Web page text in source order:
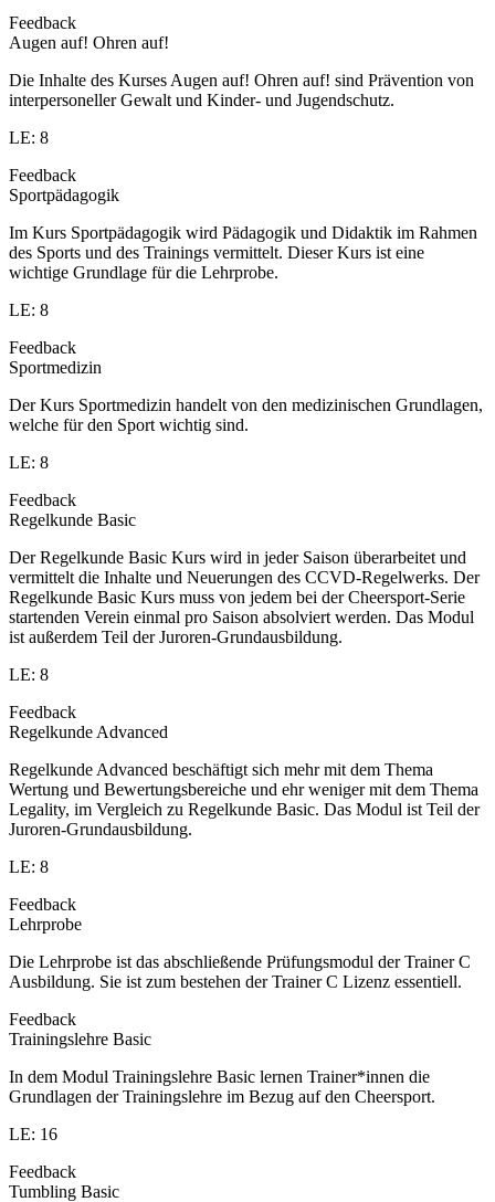
Feedback
Augen auf! Ohren auf!
Die Inhalte des Kurses Augen auf! Ohren auf! sind Prävention von
interpersoneller Gewalt und Kinder- und Jugendschutz.
LE: 8
Feedback
Sportpädagogik
Im Kurs Sportpädagogik wird Pädagogik und Didaktik im Rahmen
des Sports und des Trainings vermittelt. Dieser Kurs ist eine
wichtige Grundlage für die Lehrprobe.
LE: 8
Feedback
Sportmedizin
Der Kurs Sportmedizin handelt von den medizinischen Grundlagen,
welche für den Sport wichtig sind.
LE: 8
Feedback
Regelkunde Basic
Der Regelkunde Basic Kurs wird in jeder Saison überarbeitet und
vermittelt die Inhalte und Neuerungen des CCVD-Regelwerks. Der
Regelkunde Basic Kurs muss von jedem bei der Cheersport-Serie
startenden Verein einmal pro Saison absolviert werden. Das Modul
ist außerdem Teil der Juroren-Grundausbildung.
LE: 8
Feedback
Regelkunde Advanced
Regelkunde Advanced beschäftigt sich mehr mit dem Thema
Wertung und Bewertungsbereiche und ehr weniger mit dem Thema
Legality, im Vergleich zu Regelkunde Basic. Das Modul ist Teil der
Juroren-Grundausbildung.
LE: 8
Feedback
Lehrprobe
Die Lehrprobe ist das abschließende Prüfungsmodul der Trainer C
Ausbildung. Sie ist zum bestehen der Trainer C Lizenz essentiell.
Feedback
Trainingslehre Basic
In dem Modul Trainingslehre Basic lernen Trainer*innen die
Grundlagen der Trainingslehre im Bezug auf den Cheersport.
LE: 16
Feedback
Tumbling Basic